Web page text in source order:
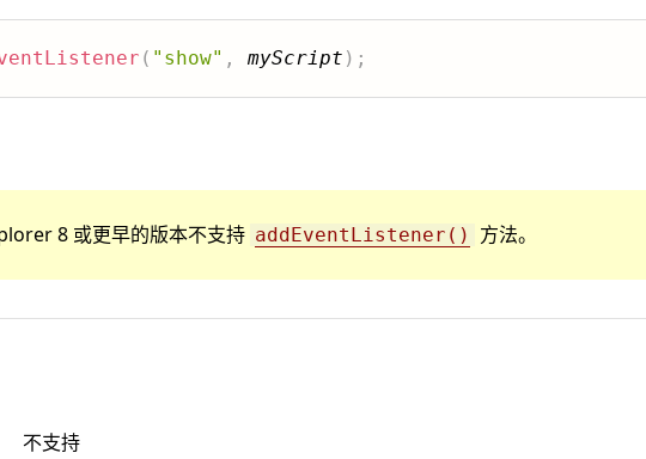
( "show" , myScript ) ;
8 或更早的版本不支持 addEventListener() 方法。
不支持